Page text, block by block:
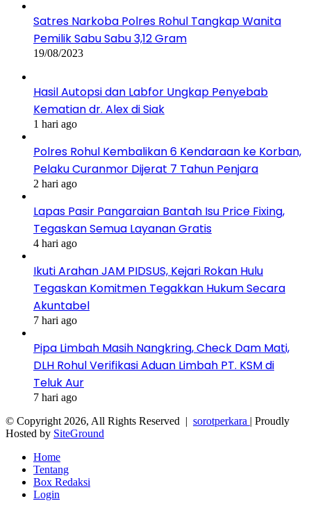
Satres Narkoba Polres Rohul Tangkap Wanita
Pemilik Sabu Sabu 3,12 Gram
19/08/2023
Hasil Autopsi dan Labfor Ungkap Penyebab
Kematian dr. Alex di Siak
1 hari ago
Polres Rohul Kembalikan 6 Kendaraan ke Korban,
Pelaku Curanmor Dijerat 7 Tahun Penjara
2 hari ago
Lapas Pasir Pangaraian Bantah Isu Price Fixing,
Tegaskan Semua Layanan Gratis
4 hari ago
Ikuti Arahan JAM PIDSUS, Kejari Rokan Hulu
Tegaskan Komitmen Tegakkan Hukum Secara
Akuntabel
7 hari ago
Pipa Limbah Masih Nangkring, Check Dam Mati,
DLH Rohul Verifikasi Aduan Limbah PT. KSM di
Teluk Aur
7 hari ago
© Copyright 2026, All Rights Reserved | sorotperkara | Proudly
Hosted by SiteGround
Home
Tentang
Box Redaksi
Login